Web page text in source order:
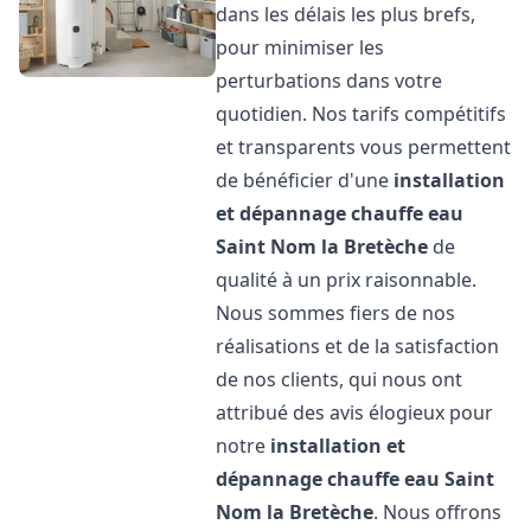
dans les délais les plus brefs,
pour minimiser les
perturbations dans votre
quotidien. Nos tarifs compétitifs
et transparents vous permettent
de bénéficier d'une installation
et dépannage chauffe eau
Saint Nom la Bretèche de
qualité à un prix raisonnable.
Nous sommes fiers de nos
réalisations et de la satisfaction
de nos clients, qui nous ont
attribué des avis élogieux pour
notre installation et
dépannage chauffe eau Saint
Nom la Bretèche. Nous offrons